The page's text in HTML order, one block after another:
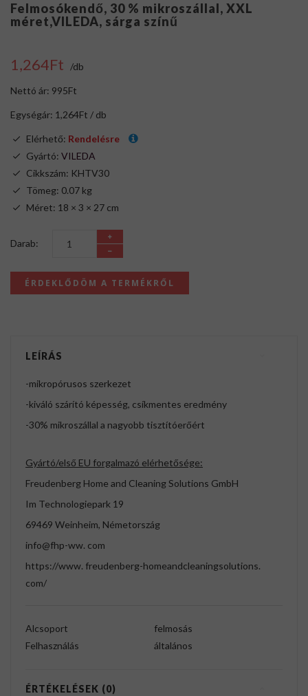
Felmosókendő, 30 % mikroszállal, XXL
méret,VILEDA, sárga színű
1,264Ft /db
Nettó ár: 995Ft
Egységár: 1,264Ft / db
Elérhető: Rendelésre
Gyártó: VILEDA
Cikkszám: KHTV30
Tömeg: 0.07 kg
Méret: 18 × 3 × 27 cm
Darab:
ÉRDEKLŐDÖM A TERMÉKRŐL
LEÍRÁS
-mikropórusos szerkezet
-kiváló szárító képesség, csíkmentes eredmény
-30% mikroszállal a nagyobb tisztítóerőért
Gyártó/első EU forgalmazó elérhetősége:
Freudenberg Home and Cleaning Solutions GmbH
Im Technologiepark 19
69469 Weinheim, Németország
info@fhp-ww. com
https://www. freudenberg-homeandcleaningsolutions.
com/
Alcsoport
felmosás
Felhasználás
általános
ÉRTÉKELÉSEK (0)